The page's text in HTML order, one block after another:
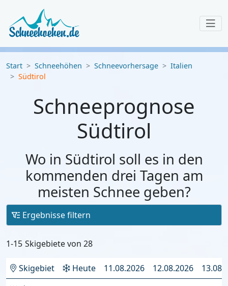
Start Schneehöhen Schneevorhersage
Italien
Südtirol
Schneeprognose
Südtirol
Wo in Südtirol soll es in den
kommenden drei Tagen am
meisten Schnee geben?
Ergebnisse filtern
1-15 Skigebiete von 28
Skigebiet Heute 11.08.2026 12.08.2026